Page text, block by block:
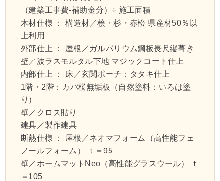
（建築工事費-補助金分）÷ 施工面積
木材仕様 ： 構造材／桧・杉・赤松 県産材50％以
上利用
外部仕上 ： 屋根／ガルバリウム鋼板長尺縦葺き
壁／波ラスモルタル下地 マジックコート仕上
内部仕上 ： 床／玄関ポーチ：タタキ仕上
1階・2階：カバ桜無垢板（自然塗料：いろは塗
り）
壁／クロス貼り
建具／製作建具
断熱仕様 ： 屋根／ネオマフォーム（高性能フェ
ノールフォーム） ｔ＝95
壁／ホームマットNeo（高性能グラスウール） ｔ
＝105